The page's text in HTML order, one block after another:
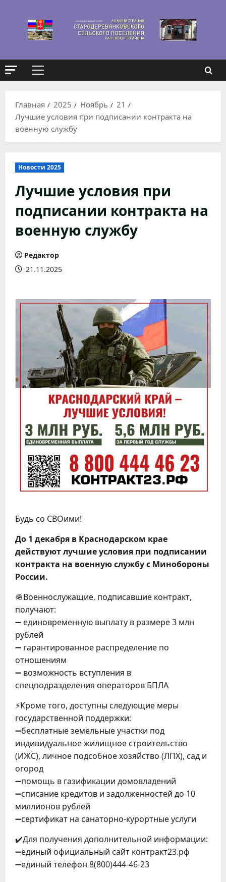
содержимому
Основное
Главная
2025 Ноябрь
21
Лучшие условия при подписании контракта на
военную службу
Новости 2025
Лучшие условия при
подписании контракта на
военную службу
Редактор
21.11.2025
Будь со СВОими!
До 1 декабря в Краснодарском крае
действуют лучшие условия при подписании
контракта на военную службу с Минобороны
России.
🪖Военнослужащие, подписавшие контракт,
получают:
➖ единовременную выплату в размере 3 млн
рублей
➖ гарантированное распределение по
отношениям
➖ возможность вступления в
спецподразделения операторов БПЛА
⚡️Кроме того, доступны следующие меры
государственной поддержки:
➖бесплатные земельные участки под
индивидуальное жилищное строительство
(ИЖС), личное подсобное хозяйство (ЛПХ), сад и
огород
➖помощь в газификации домовладений
➖списание кредитов и задолженностей до 10
миллионов рублей
➖сертификат на санаторно-курортные услуги
✔️Для получения дополнительной информации:
➖единый официальный сайт контракт23.рф
➖единый телефон 8(800)444-46-23